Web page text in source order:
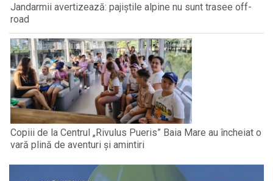
Jandarmii avertizează: pajiștile alpine nu sunt trasee off-
road
Copiii de la Centrul „Rivulus Pueris” Baia Mare au încheiat o
vară plină de aventuri și amintiri